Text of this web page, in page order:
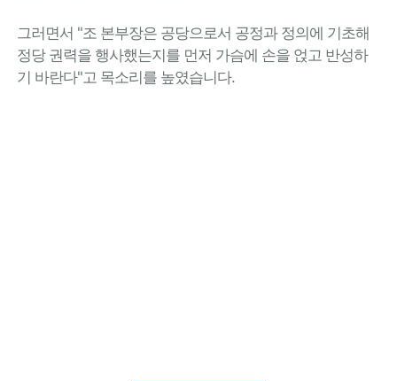
그러면서 "조 본부장은 공당으로서 공정과 정의에 기초해
정당 권력을 행사했는지를 먼저 가슴에 손을 얹고 반성하
기 바란다"고 목소리를 높였습니다.